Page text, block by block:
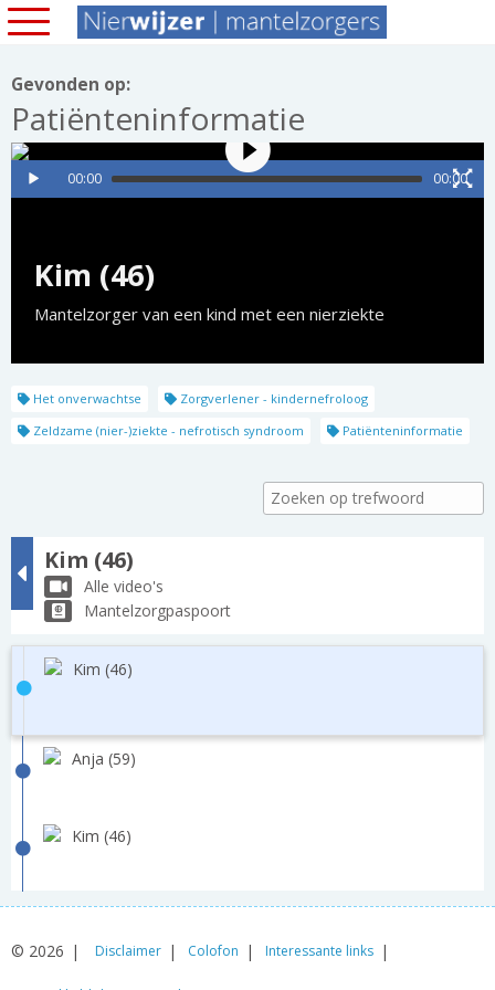
Gevonden op:
Patiënteninformatie
Kim (46)
Mantelzorger van een kind met een nierziekte
00:00 00:00
Het onverwachtse
Zorgverlener - kindernefroloog
Zeldzame (nier-)ziekte - nefrotisch syndroom
Patiënteninformatie
Kim (46)
Alle video's
Mantelzorgpaspoort
Kim (46)
Anja (59)
Kim (46)
© 2026 Disclaimer Colofon Interessante links